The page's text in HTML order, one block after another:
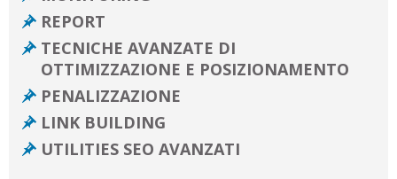
REPORT
TECNICHE AVANZATE DI
OTTIMIZZAZIONE E POSIZIONAMENTO
PENALIZZAZIONE
LINK BUILDING
UTILITIES SEO AVANZATI